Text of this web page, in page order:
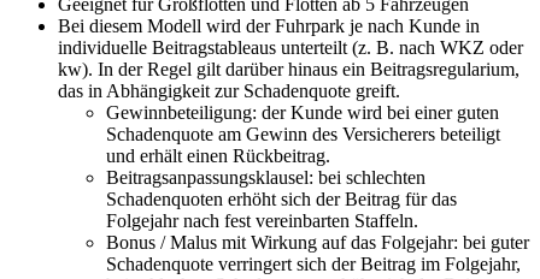
Bei diesem Modell wird der Fuhrpark je nach Kunde in
individuelle Beitragstableaus unterteilt (z. B. nach WKZ oder
kw). In der Regel gilt darüber hinaus ein Beitragsregularium,
das in Abhängigkeit zur Schadenquote greift.
Gewinnbeteiligung: der Kunde wird bei einer guten
Schadenquote am Gewinn des Versicherers beteiligt
und erhält einen Rückbeitrag.
Beitragsanpassungsklausel: bei schlechten
Schadenquoten erhöht sich der Beitrag für das
Folgejahr nach fest vereinbarten Staffeln.
Bonus / Malus mit Wirkung auf das Folgejahr: bei guter
Schadenquote verringert sich der Beitrag im Folgejahr,